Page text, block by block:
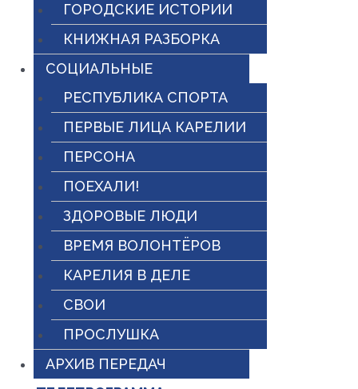
ГОРОДСКИЕ ИСТОРИИ
КНИЖНАЯ РАЗБОРКА
СОЦИАЛЬНЫЕ
РЕСПУБЛИКА СПОРТА
ПЕРВЫЕ ЛИЦА КАРЕЛИИ
ПЕРСОНА
ПОЕХАЛИ!
ЗДОРОВЫЕ ЛЮДИ
ВРЕМЯ ВОЛОНТЁРОВ
КАРЕЛИЯ В ДЕЛЕ
СВОИ
ПРОСЛУШКА
АРХИВ ПЕРЕДАЧ